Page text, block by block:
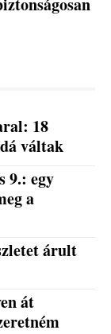
18
váltak
9.: egy
a
árult
át